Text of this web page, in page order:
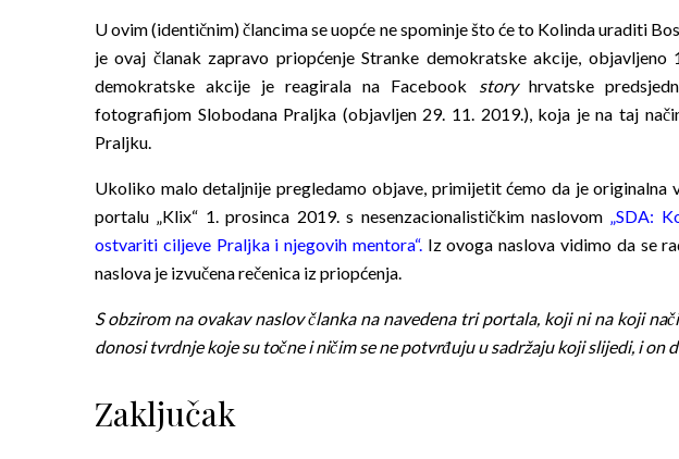
U ovim (identičnim) člancima se uopće ne spominje što će to Kolinda uraditi
je ovaj članak zapravo priopćenje Stranke demokratske akcije, objavljeno
demokratske akcije je reagirala na Facebook storyhrvatske
fotografijom Slobodana Praljka (objavljen 29. 11. 2019.), koja je na taj
Praljku.
Ukoliko malo detaljnije pregledamo objave, primijetit ćemo da je originalna
portalu „Klix“ 1. prosinca 2019. s nesenzacionalističkim naslovom „SDA:
ostvariti ciljeve Praljka i njegovih mentora“.Iz ovoga naslova vidimo da se
naslova je izvučena rečenica iz priopćenja.
S obzirom na ovakav naslov članka na navedena tri portala, koji ni na koji
donosi tvrdnje koje su točne i ničim se ne potvrđuju u sadržaju koji slijedi, i on
Zaključak